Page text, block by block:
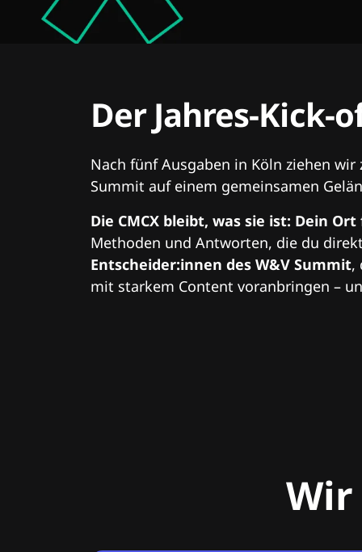
Der Jahres-Kick-
Nach fünf Ausgaben in Köln ziehen
Summit auf einem gemeinsamen
Die CMCX bleibt, was sie ist: Dein
Methoden und Antworten, die du
Entscheider:innen des W&V Summit,
mit starkem Content voranbringen –